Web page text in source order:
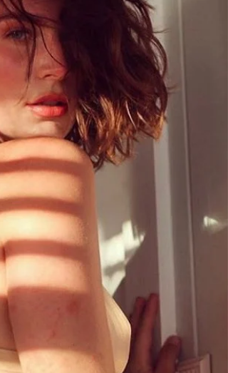
como identidade de marca. Apresentado
para clientes da...